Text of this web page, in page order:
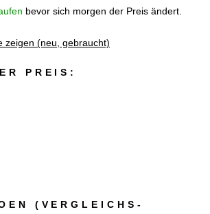
bevor sich morgen der Preis ändert.
zeigen (neu, gebraucht)
PREIS:
(VERGLEICHS­